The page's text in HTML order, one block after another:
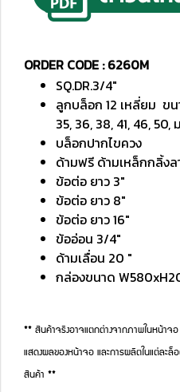
ORDER CODE : 6260M
SQ.DR.3/4"
ลูกบล็อก 12 เหลี่ยม ขน
35, 36, 38, 41, 46, 50,
บล็อกปากไขควง
ด้ามฟรี ด้ามเหล็กกลิ้งล
ข้อต่อ ยาว 3"
ข้อต่อ ยาว 8"
ข้อต่อ ยาว 16"
ข้ออ่อน 3/4"
ด้ามเลื่อน 20 "
กล่องขนาด
** สินค้าจริงอาจแตกต่างจากภาพในหน้าจ
แสดงผลของหน้าจอ และการผลิตในแต่ละ
สินค้า **